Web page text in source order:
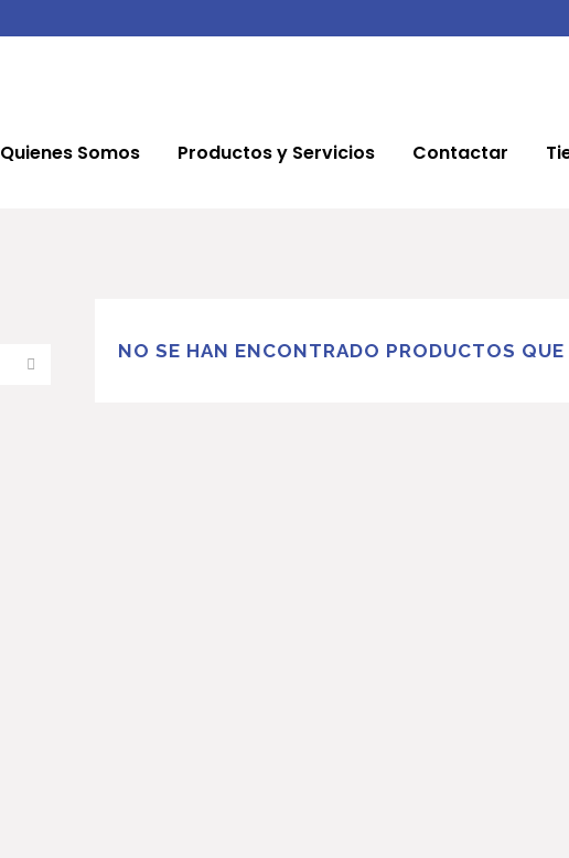
Quienes Somos Productos y Servicios Contactar
NO SE HAN ENCONTRADO PRODUCTOS